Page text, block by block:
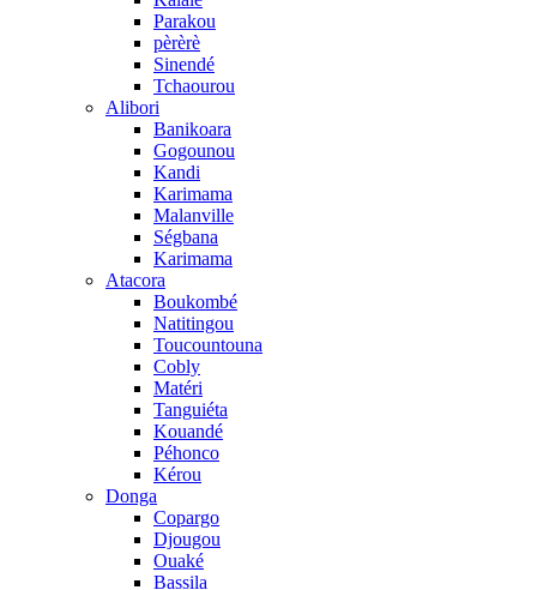
Parakou
pèrèrè
Sinendé
Tchaourou
Alibori
Banikoara
Gogounou
Kandi
Karimama
Malanville
Ségbana
Karimama
Atacora
Boukombé
Natitingou
Toucountouna
Cobly
Matéri
Tanguiéta
Kouandé
Péhonco
Kérou
Donga
Copargo
Djougou
Ouaké
Bassila